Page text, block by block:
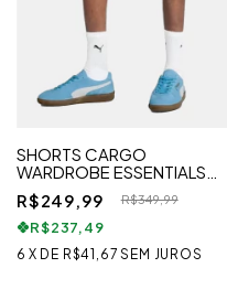
SHORTS CARGO
WARDROBE ESSENTIALS
BEGE
R$249,99 R$349,99
R$237,49
6 X DE R$41,67 SEM JUROS